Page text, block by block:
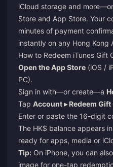
iCloud storage and
Store and App Store. Your
minutes of payment
instantly on any Hong Kong
How to Redeem iTunes Gift
Open the App Store (iOS /
PC).
Sign in with—or create—a
Tap Account ▸ Redeem
Enter or paste the 16-digit
The HK$ balance appears
ready for apps, media or
Tip: On iPhone, you can
image for one-tap